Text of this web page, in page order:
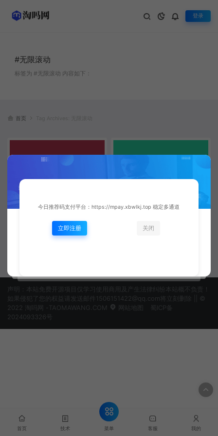
登录
#无限滚动
标签为 #无限滚动 内容如下：
首页
uniapp虚拟列表手写实战：打造
使用Intersection Observer实现
性能优化实战
声明：本站免费开源项目仅学习使用商用及产生法律纠纷本站概不负责！
如果侵犯了您的权益请发送邮件1506151422@qq.com将立刻删除 || ©
2022 淘吗网 -TAOMAWANG.COM
网站地图
蜀ICP备
2024093326号
首页 技术 菜单 客服 我的
今日推荐码支付平台：https://mpay.xbwlkj.top 稳定多通道
立即注册 关闭